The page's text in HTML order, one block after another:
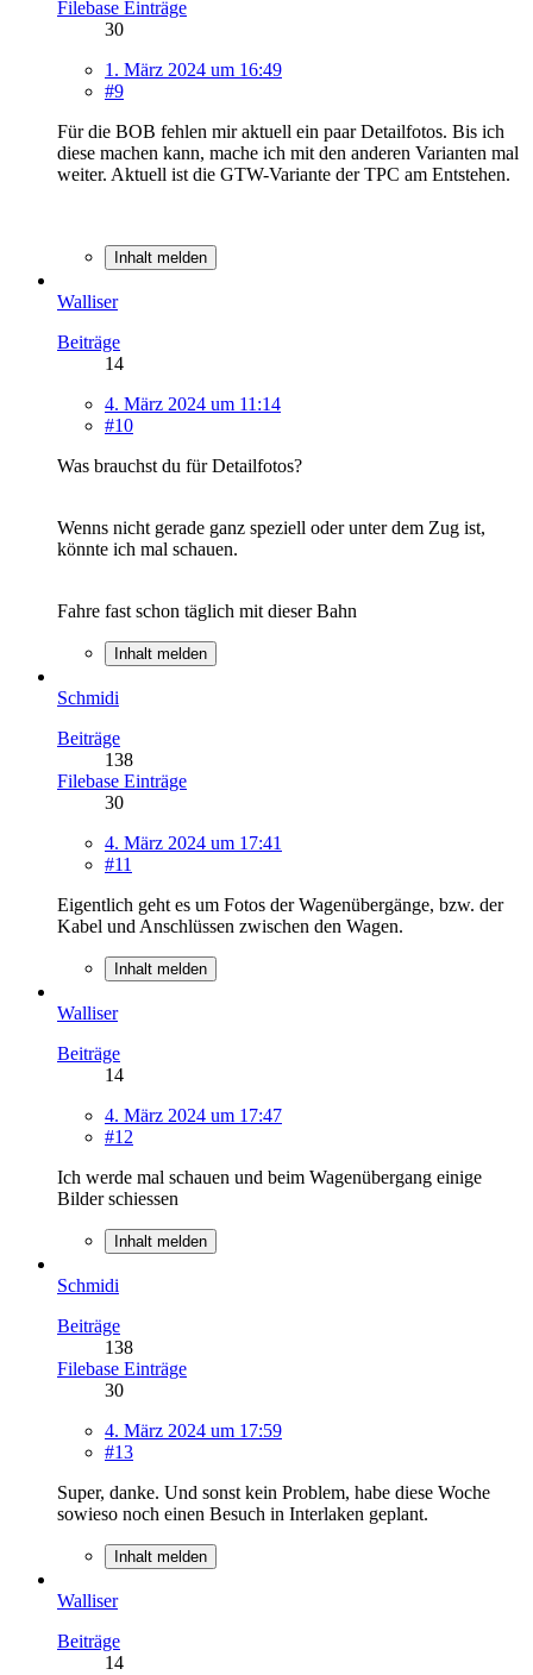
Filebase Einträge
30
1. März 2024 um 16:49
#9
Für die BOB fehlen mir aktuell ein paar Detailfotos. Bis ich
diese machen kann, mache ich mit den anderen Varianten mal
weiter. Aktuell ist die GTW-Variante der TPC am Entstehen.
Inhalt melden
Walliser
Beiträge
14
4. März 2024 um 11:14
#10
Was brauchst du für Detailfotos?
Wenns nicht gerade ganz speziell oder unter dem Zug ist,
könnte ich mal schauen.
Fahre fast schon täglich mit dieser Bahn
Inhalt melden
Schmidi
Beiträge
138
Filebase Einträge
30
4. März 2024 um 17:41
#11
Eigentlich geht es um Fotos der Wagenübergänge, bzw. der
Kabel und Anschlüssen zwischen den Wagen.
Inhalt melden
Walliser
Beiträge
14
4. März 2024 um 17:47
#12
Ich werde mal schauen und beim Wagenübergang einige
Bilder schiessen
Inhalt melden
Schmidi
Beiträge
138
Filebase Einträge
30
4. März 2024 um 17:59
#13
Super, danke. Und sonst kein Problem, habe diese Woche
sowieso noch einen Besuch in Interlaken geplant.
Inhalt melden
Walliser
Beiträge
14